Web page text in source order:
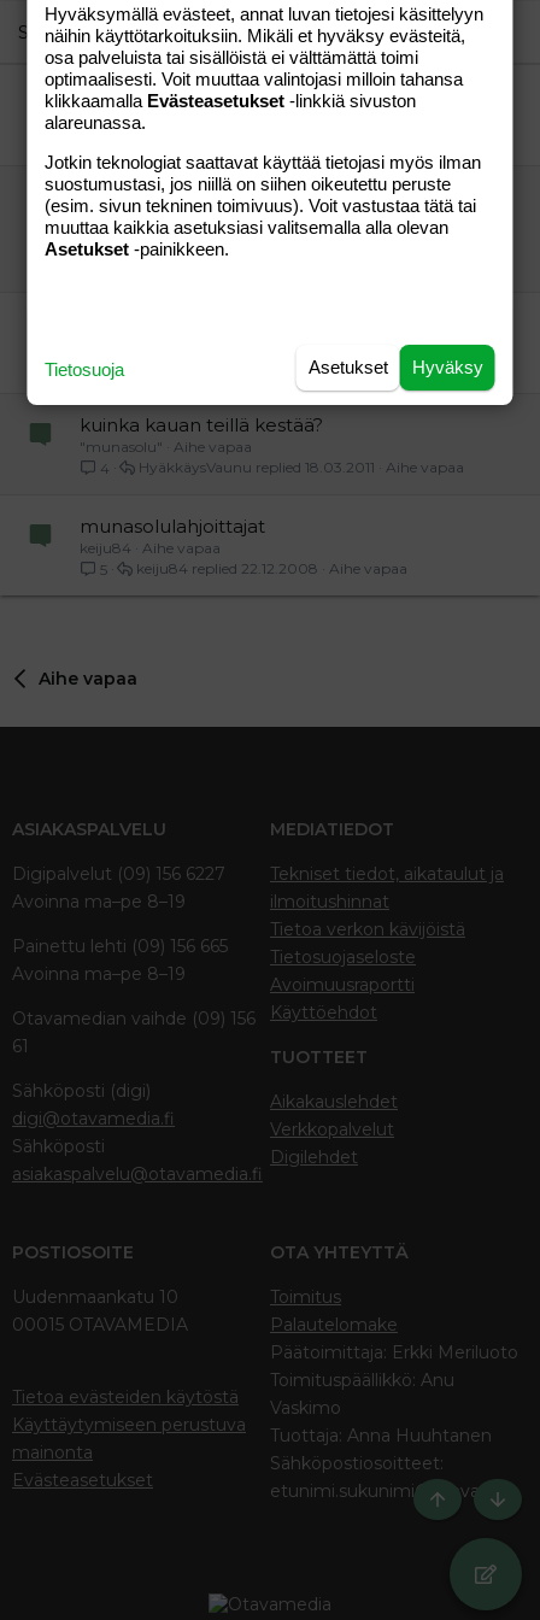
26
Trebuchet MS
Verdana
Similar threads
Miten kauan jälkivuoto keskimäärin kestää?
Sani
Aihe vapaa
kuinka kauan kotihoidontuen päätöksen
saaminen kestää?
hakija
Aihe vapaa
nakkikeitto
7
Aihe vapaa
kuinka kauan teillä kestää?
"munasolu"
Aihe vapaa
4
Aihe vapaa
18.03.2011
HyäkkäysVaunu
munasolulahjoittajat
keiju84
Aihe vapaa
5
Aihe vapaa
22.12.2008
keiju84
Aihe vapaa
ASIAKASPALVELU
Digipalvelut (09) 156 6227
Avoinna ma–pe 8–19
Painettu lehti (09) 156 665
Avoinna ma–pe 8–19
Otavamedian vaihde (09) 156
61
Sähköposti (digi)
digi@otavamedia.fi
Sähköposti
asiakaspalvelu@otavamedia.fi
MEDIATIEDOT
Tekniset tiedot, aikataulut ja
ilmoitushinnat
Tietoa verkon kävijöistä
Tietosuojaseloste
Avoimuusraportti
Käyttöehdot
TUOTTEET
Aikakauslehdet
Verkkopalvelut
Digilehdet
POSTIOSOITE
Uudenmaankatu 10
00015 OTAVAMEDIA
Tietoa evästeiden käytöstä
Käyttäytymiseen perustuva
mainonta
Evästeasetukset
OTA YHTEYTTÄ
Toimitus
Palautelomake
Päätoimittaja: Erkki Meriluoto
Toimituspäällikkö: Anu
Vaskimo
Tuottaja: Anna Huuhtanen
Sähköpostiosoitteet:
etunimi.sukunimi@otava.fi
Ylös
Hyväksymällä evästeet, annat luvan tietojesi käsittelyyn
näihin käyttötarkoituksiin. Mikäli et hyväksy evästeitä,
osa palveluista tai sisällöistä ei välttämättä toimi
optimaalisesti. Voit muuttaa valintojasi milloin tahansa
klikkaamalla Evästeasetukset -linkkiä sivuston
alareunassa.
Jotkin teknologiat saattavat käyttää tietojasi myös ilman
suostumustasi, jos niillä on siihen oikeutettu peruste
(esim. sivun tekninen toimivuus). Voit vastustaa tätä tai
muuttaa kaikkia asetuksiasi valitsemalla alla olevan
Asetukset -painikkeen.
Hyväksy
Asetukset
Tietosuoja